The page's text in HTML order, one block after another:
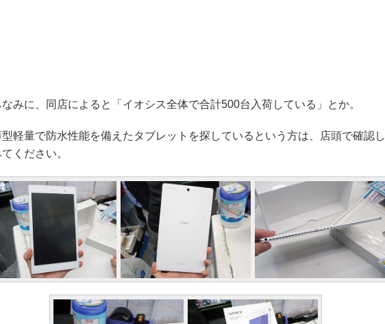
みに、同店によると「イオシス全体で合計500台入荷している」とか。
軽量で防水性能を備えたタブレットを探しているという方は、店頭で確認し
ください。